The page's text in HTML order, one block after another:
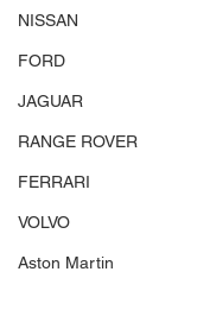
NISSAN
FORD
JAGUAR
RANGE ROVER
FERRARI
VOLVO
Aston Martin